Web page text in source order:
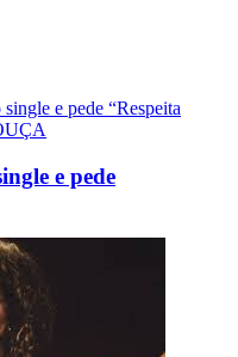
e pede